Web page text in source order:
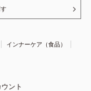
インナーケア（食品）
ント